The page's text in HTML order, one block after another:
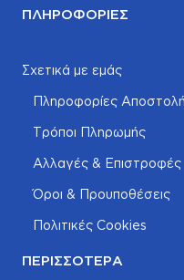
ΠΛΗΡΟΦΟΡΊΕΣ
Σχετικά με εμάς
Πληροφορίες
Τρόποι Πληρωμής
Αλλαγές & Επιστροφές
Όροι & Προυποθέσεις
Πολιτικές Cookies
ΠΕΡΙΣΣΌΤΕΡΑ